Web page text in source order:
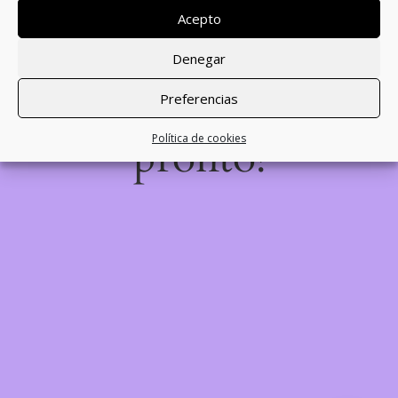
Acepto
Denegar
Preferencias
Política de cookies
trabajando en algo
increíble, ¡vuelve
pronto!